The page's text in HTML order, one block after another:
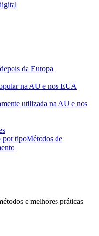
da Europa
na AU e nos EUA
utilizada na AU e nos
por tipoMétodos de
e melhores práticas